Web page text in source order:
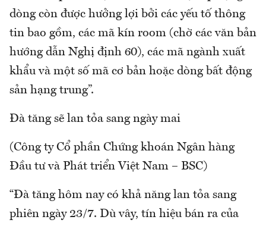
dòng còn được hưởng lợi bởi các yếu tố thông
tin bao gồm, các mã kín room (chờ các văn bản
hướng dẫn Nghị định 60), các mã ngành xuất
khẩu và một số mã cơ bản hoặc dòng bất động
sản hạng trung”.
Đà tăng sẽ lan tỏa sang ngày mai
(Công ty Cổ phần Chứng khoán Ngân hàng
Đầu tư và Phát triển Việt Nam – BSC)
“Đà tăng hôm nay có khả năng lan tỏa sang
phiên ngày 23/7. Dù vây, tín hiệu bán ra của